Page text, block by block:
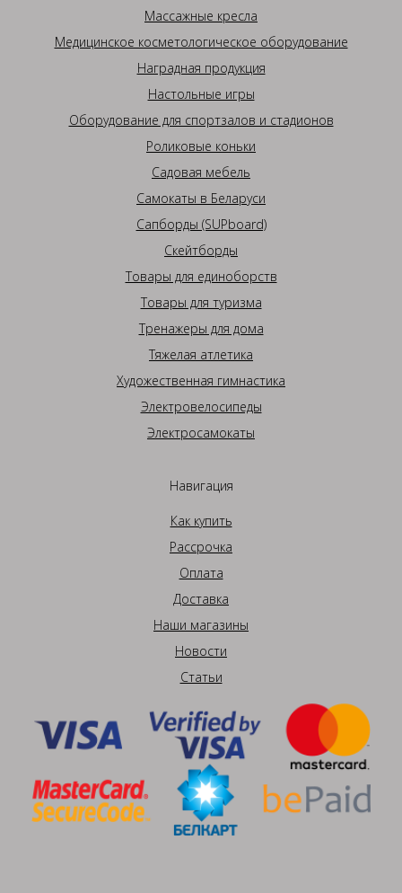
Массажные кресла
Медицинское косметологическое оборудование
Наградная продукция
Настольные игры
Оборудование для спортзалов и стадионов
Роликовые коньки
Садовая мебель
Самокаты в Беларуси
Сапборды (SUPboard)
Скейтборды
Товары для единоборств
Товары для туризма
Тренажеры для дома
Тяжелая атлетика
Художественная гимнастика
Электровелосипеды
Электросамокаты
Навигация
Как купить
Рассрочка
Оплата
Доставка
Наши магазины
Новости
Статьи